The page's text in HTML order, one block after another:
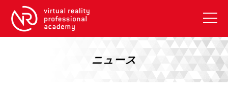
VRアカデミーとは
ニュース